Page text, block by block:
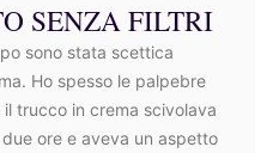
SENZA FILTRI
sono stata scettica
Ho spesso le palpebre
trucco in crema scivolava
ore e aveva un aspetto